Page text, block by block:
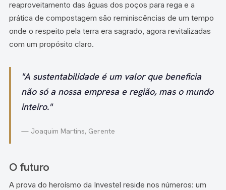
reaproveitamento das águas dos poços para rega e a
prática de compostagem são reminiscências de um tempo
onde o respeito pela terra era sagrado, agora revitalizadas
com um propósito claro.
"A sustentabilidade é um valor que beneficia
não só a nossa empresa e região, mas o mundo
inteiro."
— Joaquim Martins, Gerente
O futuro
A prova do heroísmo da Investel reside nos números: um